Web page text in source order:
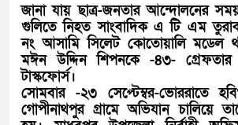
জানা যায় ছাত্র-জনতার আন্দোলনের
গুলিতে নিহত সাংবাদিক এ টি এম
নং আসামি সিলেট কোতোয়ালি মডেল
মঈন উদ্দিন শিপনকে -৪৩- গ্রেফতার
টাস্কফোর্স।
সোমবার -২৩ সেপ্টেম্বর-ভোররাতে
গোপীনাথপুর গ্রামে অভিযান চালিয়ে